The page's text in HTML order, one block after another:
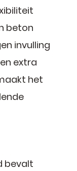
beton
invulling
extra
het
bevalt